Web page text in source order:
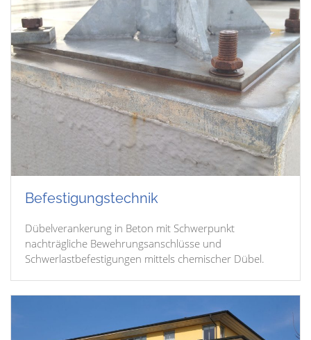
Befestigungstechnik
Dübelverankerung in Beton mit Schwerpunkt
nachträgliche Bewehrungsanschlüsse und
Schwerlastbefestigungen mittels chemischer Dübel.